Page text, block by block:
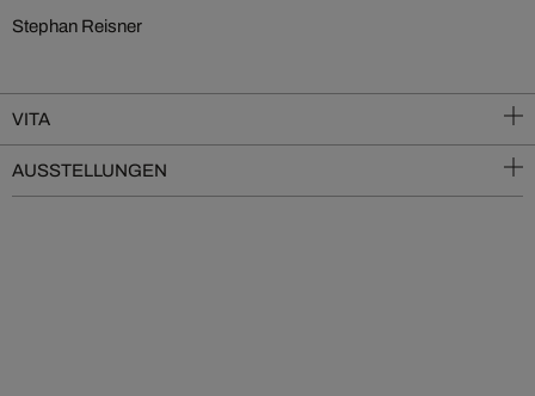
Stephan Reisner
VITA
AUSSTELLUNGEN